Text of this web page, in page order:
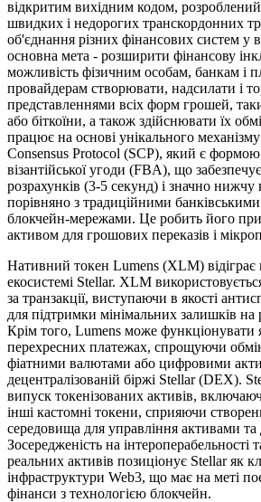
відкритим вихідним кодом,
швидких і недорогих транскордонних
об'єднання різних фінансових систем у
основна мета - розширити фінансову
можливість фізичним особам, банкам і
провайдерам створювати, надсилати і
представленнями всіх форм грошей,
або біткоїни, а також здійснювати їх
працює на основі унікального
Consensus Protocol (SCP), який є формою
візантійської угоди (FBA), що
розрахунків (3-5 секунд) і значно нижчу
порівняно з традиційними
блокчейн-мережами. Це робить його
активом для грошових переказів і
Нативний токен Lumens (XLM) відіграє
екосистемі Stellar. XLM
за транзакції, виступаючи в якості
для підтримки мінімальних залишків на
Крім того, Lumens може функціонувати
перехресних платежах, спрощуючи
фіатними валютами або цифровими
децентралізованій біржі Stellar (DEX).
випуск токенізованих активів,
інші кастомні токени, сприяючи
середовища для управління активами та
Зосередженість на інтероперабельності
реальних активів позиціонує Stellar як
інфраструктури Web3, що має на меті
фінанси з технологією блокчейн.